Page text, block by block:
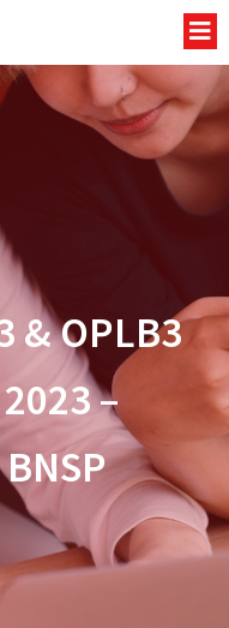
& OPLB3
–